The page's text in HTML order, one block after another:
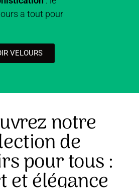
a tout pour
VELOURS
notre
de
pour tous :